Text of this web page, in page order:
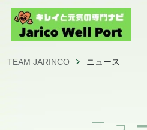
TEAM JARINCO ニュース